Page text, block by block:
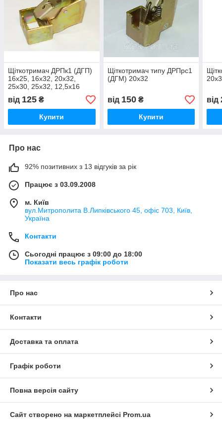
Щіткотримач ДРПк1 (ДГП)
16х25, 16х32, 20х32,
25х30, 25х32, 12,5х16
від 125 ₴
Купити
Щіткотримач типу ДРПрс1
(ДГМ) 20х32
від 150₴
Купити
від
Про нас
92% позитивних з 13 відгуків за рік
Працює з 03.09.2008
м. Київ
вул.Митрополита В.Липківського 45, офіс 703, Київ,
Україна
Контакти
Сьогодні працює з 09:00 до 18:00
Показати весь графік роботи
Про нас
Контакти
Доставка та оплата
Графік роботи
Повна версія сайту
Сайт створено на маркетплейсі Prom.ua